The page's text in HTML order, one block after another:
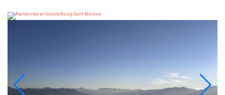
Bourg Saint Maurice